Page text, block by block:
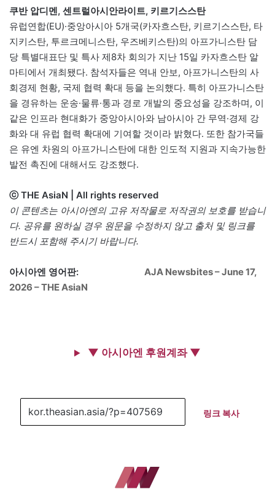
쿠반 압디멘, 센트럴아시안라이트, 키르기스스탄
유럽연합(EU)·중앙아시아 5개국(카자흐스탄, 키르기스스탄, 타
지키스탄, 투르크메니스탄, 우즈베키스탄)의 아프가니스탄 담
당 특별대표단 및 특사 제8차 회의가 지난 15일 카자흐스탄 알
마티에서 개최됐다. 참석자들은 역내 안보, 아프가니스탄의 사
회경제 현황, 국제 협력 확대 등을 논의했다. 특히 아프가니스탄
을 경유하는 운송·물류·통과 경로 개발의 중요성을 강조하며, 이
같은 인프라 현대화가 중앙아시아와 남아시아 간 무역·경제 강
화와 대 유럽 협력 확대에 기여할 것이라 밝혔다. 또한 참가국들
은 유엔 차원의 아프가니스탄에 대한 인도적 지원과 지속가능한
발전 촉진에 대해서도 강조했다.
ⓒ THE AsiaN | All rights reserved
이 콘텐츠는 아시아엔의 고유 저작물로 저작권의 보호를 받습니
다. 공유를 원하실 경우 원문을 수정하지 않고 출처 및 링크를
반드시 포함해 주시기 바랍니다.
아시아엔 영어판:
AJA Newsbites – June 17,
2026 – THE AsiaN
▼ 아시아엔 후원계좌 ▼
링크 복사